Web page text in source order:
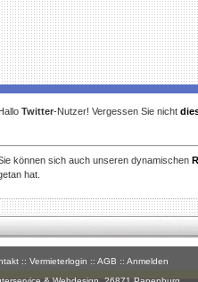
Twitter-Nutzer! Vergessen Sie nicht
können sich auch unseren dynamischen
hat.
:: Vermieterlogin :: AGB :: Anmelden